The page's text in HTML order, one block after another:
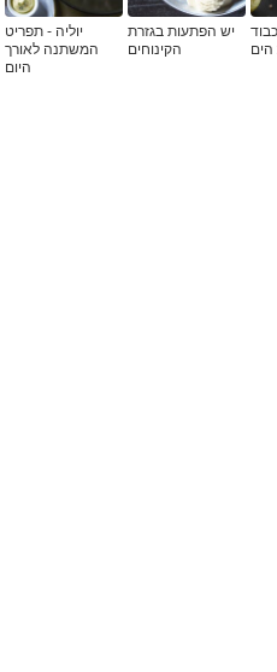
הים
יש הפתעות בגזרת
הקינוחים
יוליה - תפריט
המשתנה לאורך
היום